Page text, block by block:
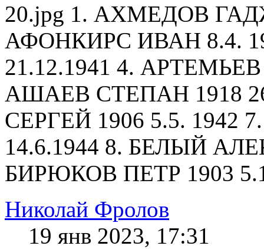
20.jpg 1. АХМЕДОВ
АФОНКИРС ИВАН 8.4.
21.12.1941 4.
АШАЕВ СТЕПАН 1918
СЕРГЕЙ 1906 5.5.
14.6.1944 8. БЕЛЫЙ
БИРЮКОВ ПЕТР 1903
Николай Фролов
19 янв 2023, 17:31